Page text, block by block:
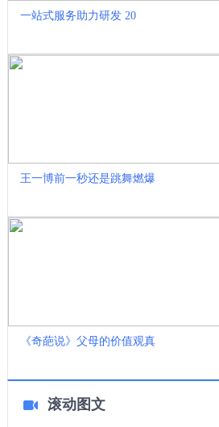
一站式服务助力研发 20
王一博前一秒还是跳舞燃爆
《奇葩说》父母的价值观真
滚动图文